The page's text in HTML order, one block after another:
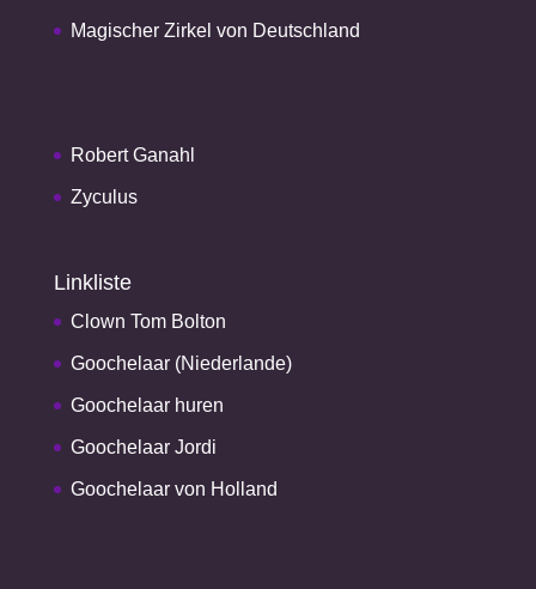
Magischer Zirkel von Deutschland
Robert Ganahl
Zyculus
Linkliste
Clown Tom Bolton
Goochelaar (Niederlande)
Goochelaar huren
Goochelaar Jordi
Goochelaar von Holland